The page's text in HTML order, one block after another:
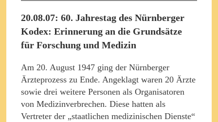
20.08.07: 60. Jahrestag des Nürnberger
Kodex: Erinnerung an die Grundsätze
für Forschung und Medizin
Am 20. August 1947 ging der Nürnberger
Ärzteprozess zu Ende. Angeklagt waren 20 Ärzte
sowie drei weitere Personen als Organisatoren
von Medizinverbrechen. Diese hatten als
Vertreter der „staatlichen medizinischen Dienste“